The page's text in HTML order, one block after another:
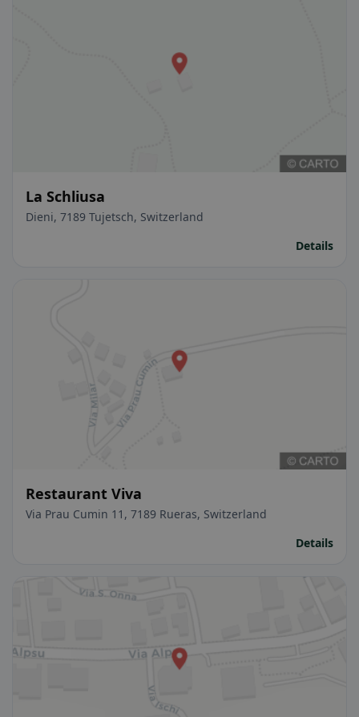
La Schliusa
Dieni, 7189 Tujetsch, Switzerland
Details
Restaurant Viva
Via Prau Cumin 11, 7189 Rueras, Switzerland
Details